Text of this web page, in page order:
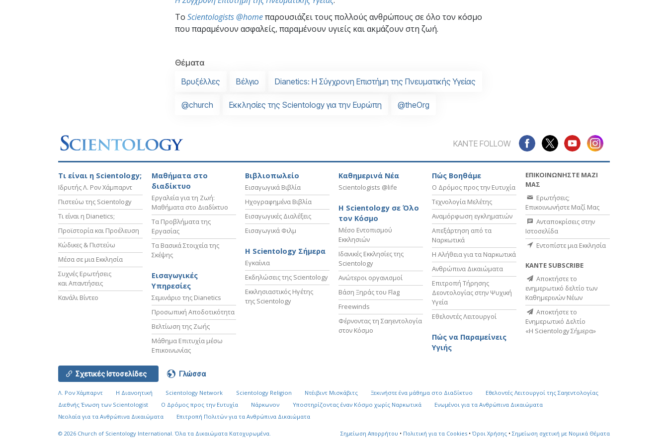
To Scientologists @homeπαρουσιάζει τους πολλούς ανθρώπους σε όλο τον κόσμο
που παραμένουν ασφαλείς, παραμένουν υγιείς και ακμάζουν στη ζωή.
Θέματα
Βρυξέλλες
Βέλγιο Dianetics: Η Σύγχρονη Επιστήμη της Πνευματικής Υγείας
@church Εκκλησίες της Scientology για την Ευρώπη @theOrg
ΚΑΝΤΕ FOLLOW
Τι είναι η Scientology;
Ιδρυτής Λ. Ρον Χάμπαρντ
Πιστεύω της Scientology
Τι είναι η Dianetics;
Προϊστορία και Προέλευση
Κώδικες & Πιστεύω
Μέσα σε μια Εκκλησία
Συχνές Ερωτήσεις
και Απαντήσεις
Κανάλι Βίντεο
Μαθήματα στο
διαδίκτυο
Εργαλεία για τη Ζωή:
Μαθήματα στο Διαδίκτυο
Τα Προβλήματα της
Εργασίας
Τα Βασικά Στοιχεία της
Σκέψης
Εισαγωγικές
Υπηρεσίες
Σεμινάριο της Dianetics
Προσωπική Αποδοτικότητα
Βελτίωση της Ζωής
Μάθημα Επιτυχία μέσω
Επικοινωνίας
Βιβλιοπωλείο
Εισαγωγικά Βιβλία
Ηχογραφημένα Βιβλία
Εισαγωγικές Διαλέξεις
Εισαγωγικά Φιλμ
Η Scientology Σήμερα
Εγκαίνια
Εκδηλώσεις της Scientology
Εκκλησιαστικός Ηγέτης
της Scientology
Καθημερινά Νέα
Scientologists @life
Η Scientology σε Όλο
τον Κόσμο
Μέσο Εντοπισμού
Εκκλησιών
Ιδανικές Εκκλησίες της
Scientology
Ανώτεροι οργανισμοί
Βάση Ξηράς του Flag
Freewinds
Φέρνοντας τη Σαηεντολογία
στον Κόσμο
Πώς Βοηθάμε
Ο Δρόμος προς την Ευτυχία
Τεχνολογία Μελέτης
Αναμόρφωση εγκληματιών
Απεξάρτηση από τα
Ναρκωτικά
Η Αλήθεια για τα Ναρκωτικά
Ανθρώπινα Δικαιώματα
Επιτροπή Τήρησης
Δεοντολογίας στην Ψυχική
Υγεία
Εθελοντές Λειτουργοί
Πώς να Παραμείνεις
Υγιής
ΕΠΙΚΟΙΝΩΝΗΣΤΕ ΜΑΖΙ
ΜΑΣ
Ερωτήσεις;
Επικοινωνήστε Μαζί Μας
Ανταποκρίσεις στην
Ιστοσελίδα
Εντοπίστε μια Εκκλησία
ΚΑΝΤΕ SUBSCRIBE
Αποκτήστε το
ενημερωτικό δελτίο των
Καθημερινών Νέων
Αποκτήστε το
Ενημερωτικό Δελτίο
«Η Scientology Σήμερα»
Σχετικές Ιστοσελίδες Γλώσσα
Λ. Ρον Χάμπαρντ Η Διανοητική Scientology Network Scientology Religion Ντέιβιντ Μισκάβιτς Ξεκινήστε ένα μάθημα στο Διαδίκτυο
Εθελοντές Λειτουργοί της Σαηεντολογίας
Διεθνής Ένωση των Scientologist
Ο Δρόμος προς την Ευτυχία Νάρκωνον Υποστηρίζοντας έναν Κόσμο χωρίς Ναρκωτικά
Ενωµένοι για τα Ανθρώπινα Δικαιώµατα
Νεολαία για τα Ανθρώπινα Δικαιώματα
Επιτροπή Πολιτών για τα Ανθρώπινα Δικαιώματα
© 2026 Church of Scientology International. Όλα τα Δικαιώματα Κατοχυρωμένα. Σημείωση Απορρήτου • Πολιτική για τα Cookies • Όροι Χρήσης • Σημείωση σχετική με Νομικά Θέματα